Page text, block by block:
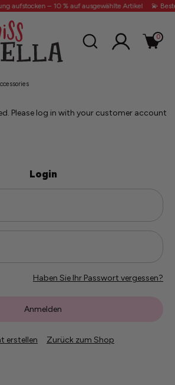
aufstocken – 10 % auf ausgewählte Artikel 💫
Suchen 0
Please log in with your customer account
Login
Haben Sie Ihr Passwort vergessen?
erstellen Zurück zum Shop